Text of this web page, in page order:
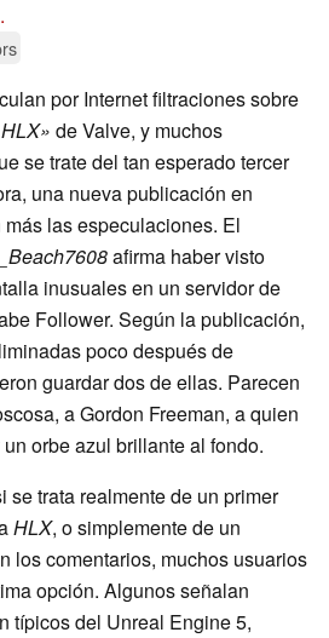
por Internet filtraciones sobre
de Valve, y muchos
se trate del tan esperado tercer
una nueva publicación en
las especulaciones. El
afirma haber visto
inusuales en un servidor de
Follower. Según la publicación,
poco después de
guardar dos de ellas. Parecen
a Gordon Freeman, a quien
orbe azul brillante al fondo.
se trata realmente de un primer
HLX, o simplemente de un
los comentarios, muchos usuarios
opción. Algunos señalan
típicos del Unreal Engine 5,